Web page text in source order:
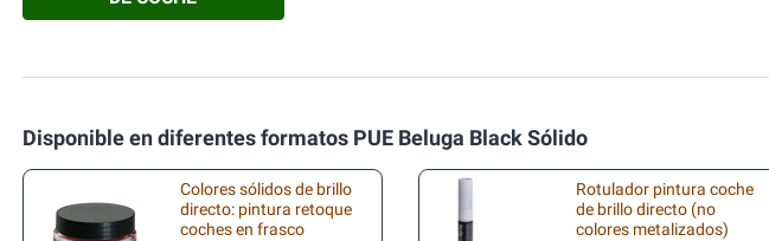
Disponible en diferentes formatos PUE Beluga Black Sólido
Colores sólidos de brillo
directo: pintura retoque
coches en frasco
Rotulador pintura coche
de brillo directo (no
colores metalizados)